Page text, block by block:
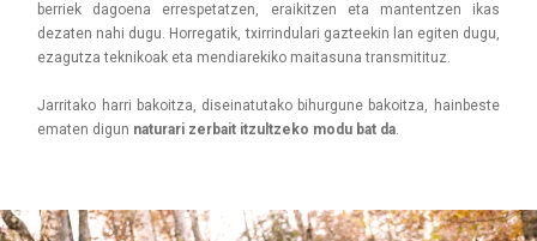
berriek dagoena errespetatzen, eraikitzen eta mantentzen ikas
dezaten nahi dugu. Horregatik, txirrindulari gazteekin lan egiten dugu,
ezagutza teknikoak eta mendiarekiko maitasuna transmitituz.
Jarritako harri bakoitza, diseinatutako bihurgune bakoitza, hainbeste
ematen digun naturari zerbait itzultzeko modu bat da.